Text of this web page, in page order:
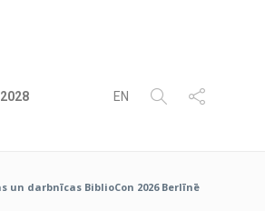
EN
darbnīcas BiblioCon 2026 Berlīnē